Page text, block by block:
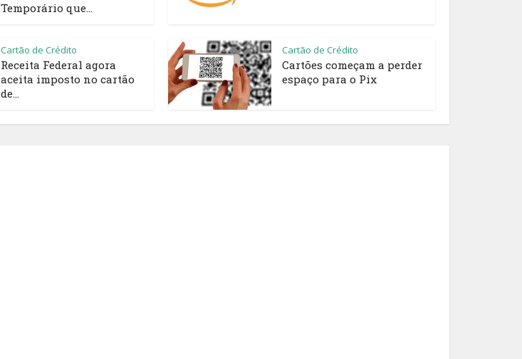
Temporário que...
Cartão de Crédito
Receita Federal agora
aceita imposto no cartão
de...
Cartão de Crédito
Cartões começam a perder
espaço para o Pix